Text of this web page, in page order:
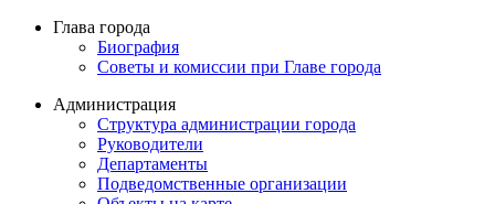
Глава города
Биография
Советы и комиссии при Главе города
Администрация
Структура администрации города
Руководители
Департаменты
Подведомственные организации